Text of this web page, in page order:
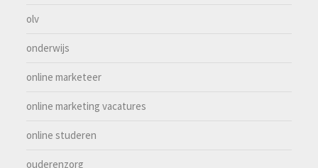
olv
onderwijs
online marketeer
online marketing vacatures
online studeren
ouderenzorg